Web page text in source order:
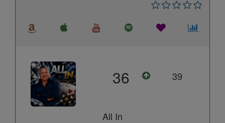
36 39
All In